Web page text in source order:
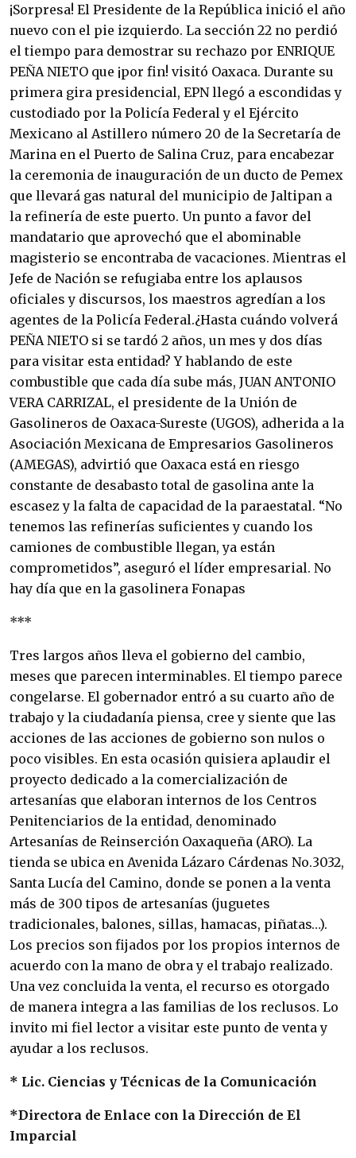
¡Sorpresa! El Presidente de la República inició el año
nuevo con el pie izquierdo. La sección 22 no perdió
el tiempo para demostrar su rechazo por ENRIQUE
PEÑA NIETO que ¡por fin! visitó Oaxaca. Durante su
primera gira presidencial, EPN llegó a escondidas y
custodiado por la Policía Federal y el Ejército
Mexicano al Astillero número 20 de la Secretaría de
Marina en el Puerto de Salina Cruz, para encabezar
la ceremonia de inauguración de un ducto de Pemex
que llevará gas natural del municipio de Jaltipan a
la refinería de este puerto. Un punto a favor del
mandatario que aprovechó que el abominable
magisterio se encontraba de vacaciones. Mientras el
Jefe de Nación se refugiaba entre los aplausos
oficiales y discursos, los maestros agredían a los
agentes de la Policía Federal.¿Hasta cuándo volverá
PEÑA NIETO si se tardó 2 años, un mes y dos días
para visitar esta entidad? Y hablando de este
combustible que cada día sube más, JUAN ANTONIO
VERA CARRIZAL, el presidente de la Unión de
Gasolineros de Oaxaca-Sureste (UGOS), adherida a la
Asociación Mexicana de Empresarios Gasolineros
(AMEGAS), advirtió que Oaxaca está en riesgo
constante de desabasto total de gasolina ante la
escasez y la falta de capacidad de la paraestatal. “No
tenemos las refinerías suficientes y cuando los
camiones de combustible llegan, ya están
comprometidos”, aseguró el líder empresarial. No
hay día que en la gasolinera Fonapas
***
Tres largos años lleva el gobierno del cambio,
meses que parecen interminables. El tiempo parece
congelarse. El gobernador entró a su cuarto año de
trabajo y la ciudadanía piensa, cree y siente que las
acciones de las acciones de gobierno son nulos o
poco visibles. En esta ocasión quisiera aplaudir el
proyecto dedicado a la comercialización de
artesanías que elaboran internos de los Centros
Penitenciarios de la entidad, denominado
Artesanías de Reinserción Oaxaqueña (ARO). La
tienda se ubica en Avenida Lázaro Cárdenas No.3032,
Santa Lucía del Camino, donde se ponen a la venta
más de 300 tipos de artesanías (juguetes
tradicionales, balones, sillas, hamacas, piñatas…).
Los precios son fijados por los propios internos de
acuerdo con la mano de obra y el trabajo realizado.
Una vez concluida la venta, el recurso es otorgado
de manera integra a las familias de los reclusos. Lo
invito mi fiel lector a visitar este punto de venta y
ayudar a los reclusos.
* Lic. Ciencias y Técnicas de la Comunicación
*Directora de Enlace con la Dirección de El
Imparcial